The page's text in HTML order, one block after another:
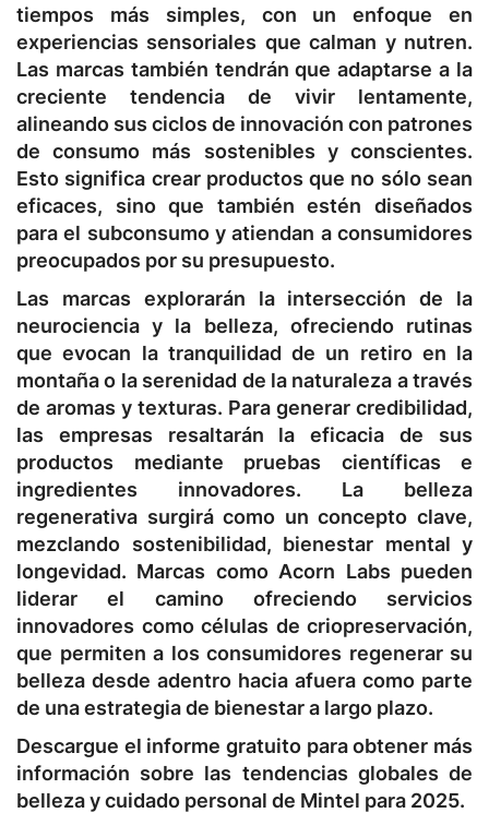
tiempos más simples, con un enfoque en
experiencias sensoriales que calman y nutren.
Las marcas también tendrán que adaptarse a la
creciente tendencia de vivir lentamente,
alineando sus ciclos de innovación con patrones
de consumo más sostenibles y conscientes.
Esto significa crear productos que no sólo sean
eficaces, sino que también estén diseñados
para el subconsumo y atiendan a consumidores
preocupados por su presupuesto.
Las marcas explorarán la intersección de la
neurociencia y la belleza, ofreciendo rutinas
que evocan la tranquilidad de un retiro en la
montaña o la serenidad de la naturaleza a través
de aromas y texturas. Para generar credibilidad,
las empresas resaltarán la eficacia de sus
productos mediante pruebas científicas e
ingredientes innovadores. La belleza
regenerativa surgirá como un concepto clave,
mezclando sostenibilidad, bienestar mental y
longevidad. Marcas como Acorn Labs pueden
liderar el camino ofreciendo servicios
innovadores como células de criopreservación,
que permiten a los consumidores regenerar su
belleza desde adentro hacia afuera como parte
de una estrategia de bienestar a largo plazo.
Descargue el informe gratuito para obtener más
información sobre las tendencias globales de
belleza y cuidado personal de Mintel para 2025.